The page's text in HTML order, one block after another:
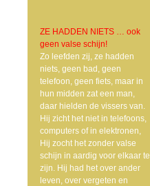
ZE HADDEN NIETS … ook
geen valse schijn!
Zo leefden zij, ze hadden
niets, geen bad, geen
telefoon, geen fiets, maar in
hun midden zat een man,
daar hielden de vissers van.
Hij zicht het niet in telefoons,
computers of in elektronen,
Hij zocht het zonder valse
schijn in aardig voor elkaar te
zijn. Hij had het over ander
leven, over vergeten en